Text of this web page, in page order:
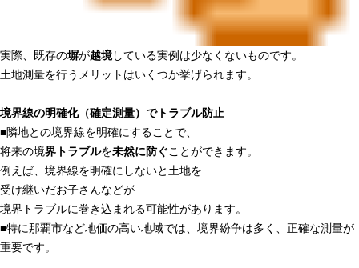
実際、既存の塀が越境している実例は少なくないものです。
土地測量を行うメリットはいくつか挙げられます。
境界線の明確化（確定測量）でトラブル防止
■隣地との境界線を明確にすることで、
将来の境界トラブルを未然に防ぐ ことができます。
例えば、境界線を明確にしないと土地を
受け継いだお子さんなどが
境界トラブルに巻き込まれる可能性があります。
■特に那覇市など地価の高い地域では、境界紛争は多く、正確な測量が
重要です。